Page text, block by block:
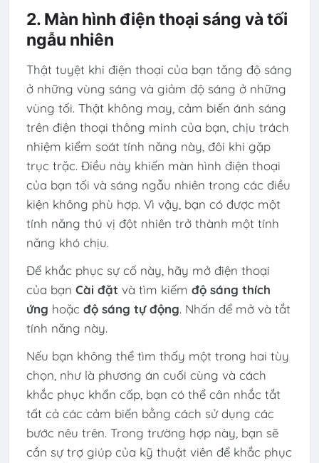
2. Màn hình điện thoại sáng và tối
ngẫu nhiên
Thật tuyệt khi điện thoại của bạn tăng độ sáng
ở những vùng sáng và giảm độ sáng ở những
vùng tối. Thật không may, cảm biến ánh sáng
trên điện thoại thông minh của bạn, chịu trách
nhiệm kiểm soát tính năng này, đôi khi gặp
trục trặc. Điều này khiến màn hình điện thoại
của bạn tối và sáng ngẫu nhiên trong các điều
kiện không phù hợp. Vì vậy, bạn có được một
tính năng thú vị đột nhiên trở thành một tính
năng khó chịu.
Để khắc phục sự cố này, hãy mở điện thoại
của bạn Cài đặt và tìm kiếm độ sáng thích
ứng hoặc độ sáng tự động. Nhấn để mở và tắt
tính năng này.
Nếu bạn không thể tìm thấy một trong hai tùy
chọn, như là phương án cuối cùng và cách
khắc phục khẩn cấp, bạn có thể cân nhắc tắt
tất cả các cảm biến bằng cách sử dụng các
bước nêu trên. Trong trường hợp này, bạn sẽ
cần sự trợ giúp của kỹ thuật viên để khắc phục